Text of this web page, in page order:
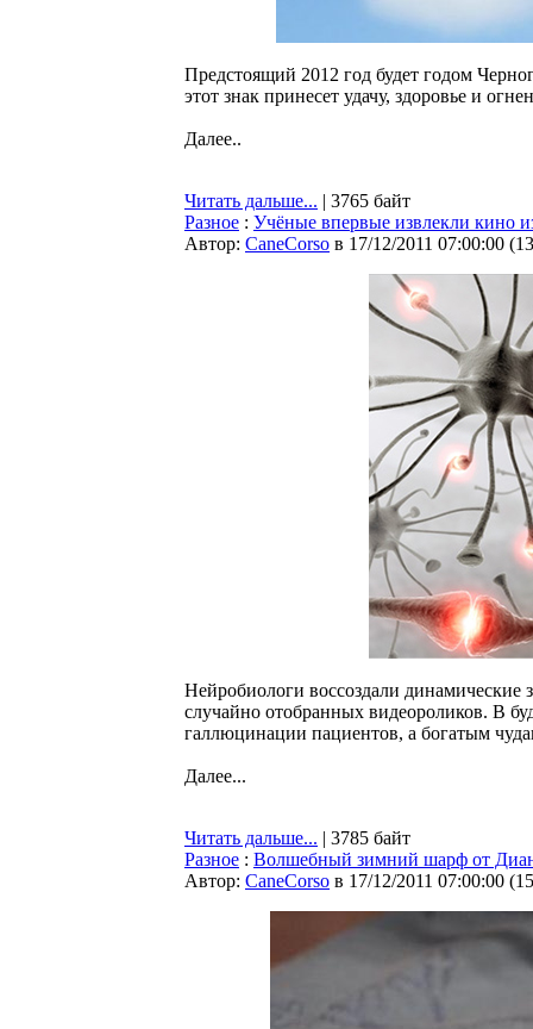
Предстоящий 2012 год будет годом
этот знак принесет удачу, здоровье и
Далее..
Читать дальше... | 3765 байт
Разное : Учёные впервые извлекли кино
Автор: CaneCorso в 17/12/2011 07:00:00 (
Нейробиологи воссоздали динамические
случайно отобранных видеороликов. В
галлюцинации пациентов, а богатым
Далее...
Читать дальше... | 3785 байт
Разное : Волшебный зимний шарф от
Автор: CaneCorso в 17/12/2011 07:00:00 (